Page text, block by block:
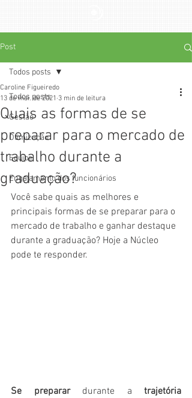
Post
Todos posts
Gestão
Otimização
Equipe
Engajamento dos funcionários
Todos posts
Quais as formas de se
preparar para o mercado de
trabalho durante a
graduação?
Caroline Figueiredo
13 de mai. de 2021 3 min de leitura
Você sabe quais as melhores e
principais formas de se preparar para o
mercado de trabalho e ganhar destaque
durante a graduação? Hoje a Núcleo
pode te responder.
Se preparar durante a trajetória